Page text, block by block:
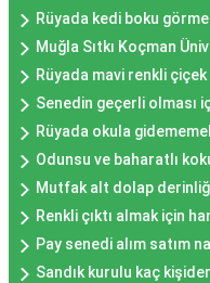
Rüyada kedi boku
Muğla Sıtkı Koçman
Rüyada mavi renkli
Senedin geçerli olması
Rüyada okula
Odunsu ve baharatlı
Mutfak alt dolap
Renkli çıktı almak için
Pay senedi alım satım
Sandık kurulu kaç